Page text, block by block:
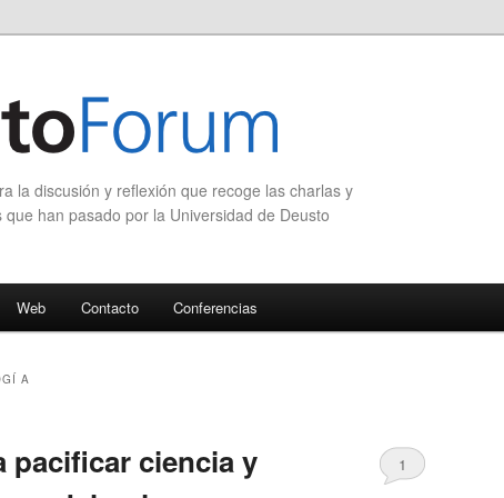
la discusión y reflexión que recoge las charlas y
han pasado por la Universidad de Deusto
Web Contacto Conferencias
A
pacificar ciencia y
1